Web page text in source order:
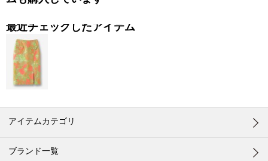
最近チェックしたアイテム
アイテムカテゴリ
ブランド一覧